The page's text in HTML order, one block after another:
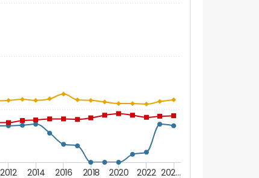
2012 2014 2016 2018 2020 2022 202…